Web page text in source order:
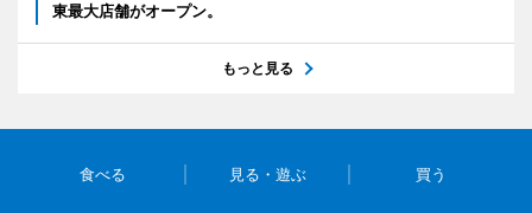
東最大店舗がオープン。
もっと見る
食べる 見る・遊ぶ 買う